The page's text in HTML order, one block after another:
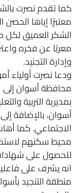
كما تقدم نصرت
معتبرًا إياها
الشكر العميق لكل
معربًا عن فخره
وإدارة التجنيد.
ودعا نصرت أولياء
محافظة أسوان إلى
بمديرية التربية
أسوان، بالإضافة
الاجتماعي. كما
محيط سكنهم
للحصول على شهادات
انه يشرف على
منطقة التنجيد